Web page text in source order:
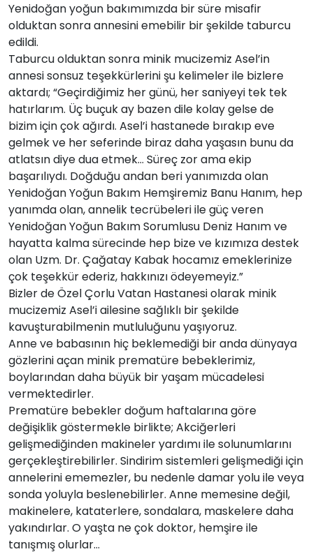
Yenidoğan yoğun bakımımızda bir süre misafir
olduktan sonra annesini emebilir bir şekilde taburcu
edildi.
Taburcu olduktan sonra minik mucizemiz Asel’in
annesi sonsuz teşekkürlerini şu kelimeler ile bizlere
aktardı; “Geçirdiğimiz her günü, her saniyeyi tek tek
hatırlarım. Üç buçuk ay bazen dile kolay gelse de
bizim için çok ağırdı. Asel’i hastanede bırakıp eve
gelmek ve her seferinde biraz daha yaşasın bunu da
atlatsın diye dua etmek… Süreç zor ama ekip
başarılıydı. Doğduğu andan beri yanımızda olan
Yenidoğan Yoğun Bakım Hemşiremiz Banu Hanım, hep
yanımda olan, annelik tecrübeleri ile güç veren
Yenidoğan Yoğun Bakım Sorumlusu Deniz Hanım ve
hayatta kalma sürecinde hep bize ve kızımıza destek
olan Uzm. Dr. Çağatay Kabak hocamız emeklerinize
çok teşekkür ederiz, hakkınızı ödeyemeyiz.”
Bizler de Özel Çorlu Vatan Hastanesi olarak minik
mucizemiz Asel’i ailesine sağlıklı bir şekilde
kavuşturabilmenin mutluluğunu yaşıyoruz.
Anne ve babasının hiç beklemediği bir anda dünyaya
gözlerini açan minik prematüre bebeklerimiz,
boylarından daha büyük bir yaşam mücadelesi
vermektedirler.
Prematüre bebekler doğum haftalarına göre
değişiklik göstermekle birlikte; Akciğerleri
gelişmediğinden makineler yardımı ile solunumlarını
gerçekleştirebilirler. Sindirim sistemleri gelişmediği için
annelerini ememezler, bu nedenle damar yolu ile veya
sonda yoluyla beslenebilirler. Anne memesine değil,
makinelere, kataterlere, sondalara, maskelere daha
yakındırlar. O yaşta ne çok doktor, hemşire ile
tanışmış olurlar…